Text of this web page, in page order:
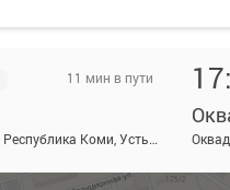
11 мин в пути
Айкино с. АС, Россия, Республика Коми, Усть-Вымский район, село Айкино, Центральная ул, 189А